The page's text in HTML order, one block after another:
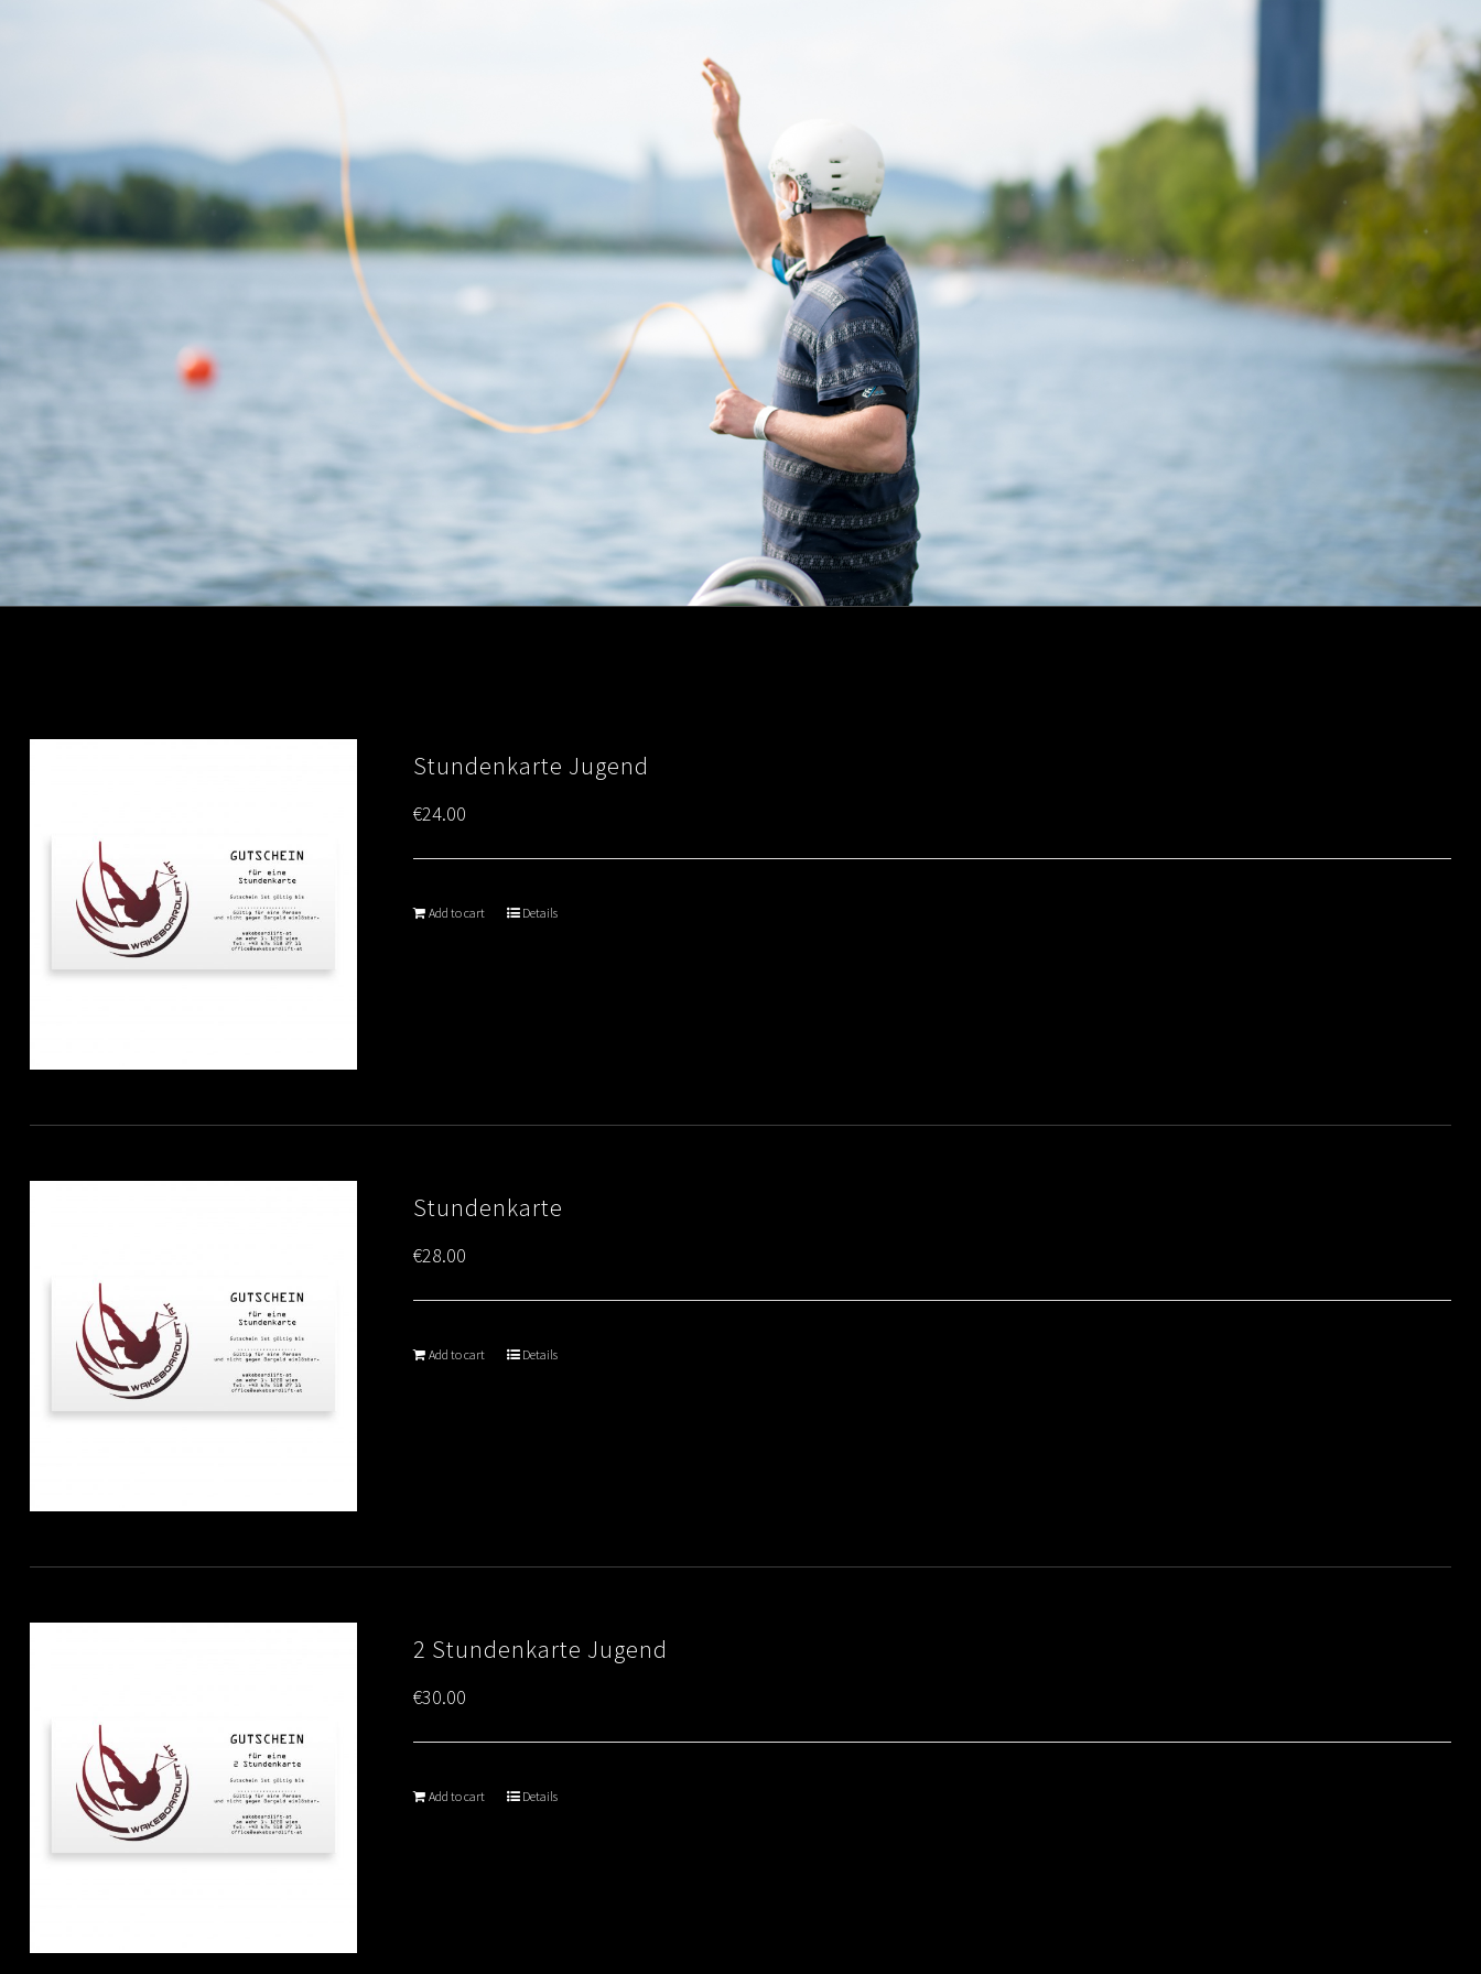
Stundenkarte Jugend
€24.00
Add to cart Details
Stundenkarte
€28.00
Add to cart Details
2 Stundenkarte Jugend
€30.00
Add to cart Details